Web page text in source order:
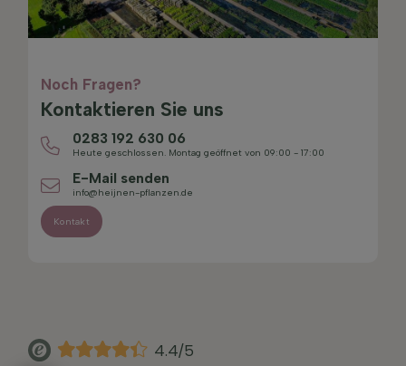
Noch Fragen?
Kontaktieren Sie uns
0283 192 630 06
Heute geschlossen. Montag geöffnet von 09:00 - 17:00
E-Mail senden
info@heijnen-pflanzen.de
Kontakt
4.4/5